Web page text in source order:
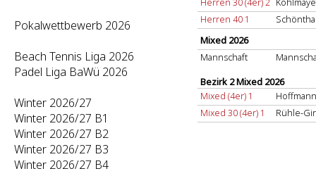
Pokalwettbewerb 2026
Beach Tennis Liga 2026
Padel Liga BaWü 2026
Winter 2026/27
Winter 2026/27 B1
Winter 2026/27 B2
Winter 2026/27 B3
Winter 2026/27 B4
Herren 40 1
Mixed 2026
Mannschaft
Bezirk 2 Mixed 2026
Mixed (4er) 1
Mixed 30 (4er) 1
Rühle-